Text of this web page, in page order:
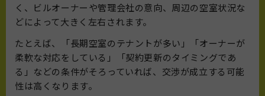
く、ビルオーナーや管理会社の意向、周辺の空室状況な
どによって大きく左右されます。
たとえば、「長期空室のテナントが多い」「オーナーが
柔軟な対応をしている」「契約更新のタイミングであ
る」などの条件がそろっていれば、交渉が成立する可能
性は高くなります。